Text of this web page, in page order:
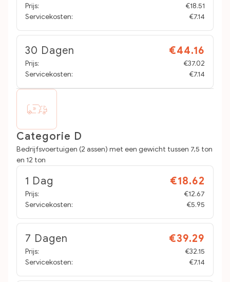
Prijs:
€18.51
Servicekosten:
€7.14
30 Dagen €44.16
Prijs:
€37.02
Servicekosten:
€7.14
Categorie D
Bedrijfsvoertuigen (2 assen) met een gewicht tussen 7,5 ton
en 12 ton
1 Dag €18.62
Prijs:
€12.67
Servicekosten:
€5.95
7 Dagen €39.29
Prijs:
€32.15
Servicekosten:
€7.14